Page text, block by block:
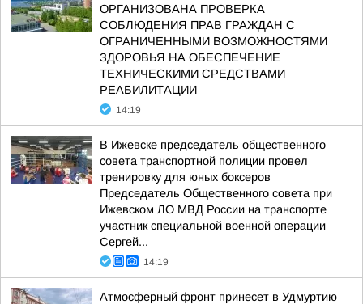
ОРГАНИЗОВАНА ПРОВЕРКА
СОБЛЮДЕНИЯ ПРАВ ГРАЖДАН С
ОГРАНИЧЕННЫМИ ВОЗМОЖНОСТЯМИ
ЗДОРОВЬЯ НА ОБЕСПЕЧЕНИЕ
ТЕХНИЧЕСКИМИ СРЕДСТВАМИ
РЕАБИЛИТАЦИИ
14:19
В Ижевске председатель общественного
совета транспортной полиции провел
тренировку для юных боксеров
Председатель Общественного совета при
Ижевском ЛО МВД России на транспорте
участник специальной военной операции
Сергей...
14:19
Атмосферный фронт принесет в Удмуртию